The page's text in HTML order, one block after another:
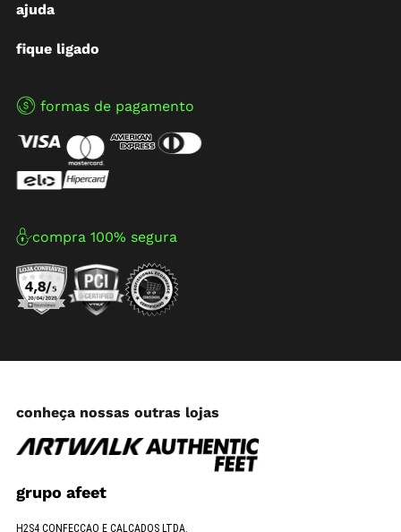
ajuda
fique ligado
formas de pagamento
compra 100% segura
conheça nossas outras lojas
grupo afeet
H2S4 CONFECCAO E CALCADOS LTDA.